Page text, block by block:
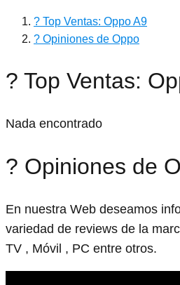
? Top Ventas: Oppo A9
? Opiniones de Oppo
? Top Ventas:
Nada encontrado
? Opiniones de
En nuestra Web deseamos
variedad de reviews de la
TV , Móvil , PC entre otros.